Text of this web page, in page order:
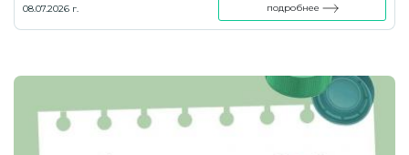
08.07.2026 г. подробнее